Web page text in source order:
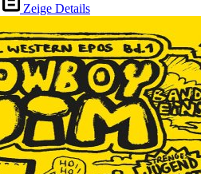
Zeige Details